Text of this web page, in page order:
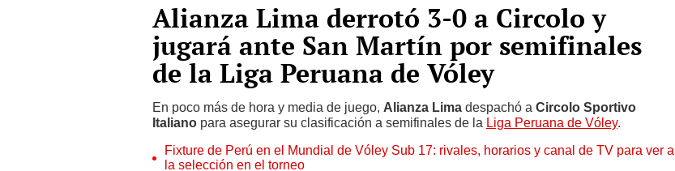
Alianza Lima derrotó 3-0 a Circolo y
jugará ante San Martín por semifinales
de la Liga Peruana de Vóley
En poco más de hora y media de juego, Alianza Lima despachó a Circolo Sportivo
Italiano para asegurar su clasificación a semifinales de la Liga Peruana de Vóley.
Fixture de Perú en el Mundial de Vóley Sub 17: rivales, horarios y canal de TV para ver a
la selección en el torneo